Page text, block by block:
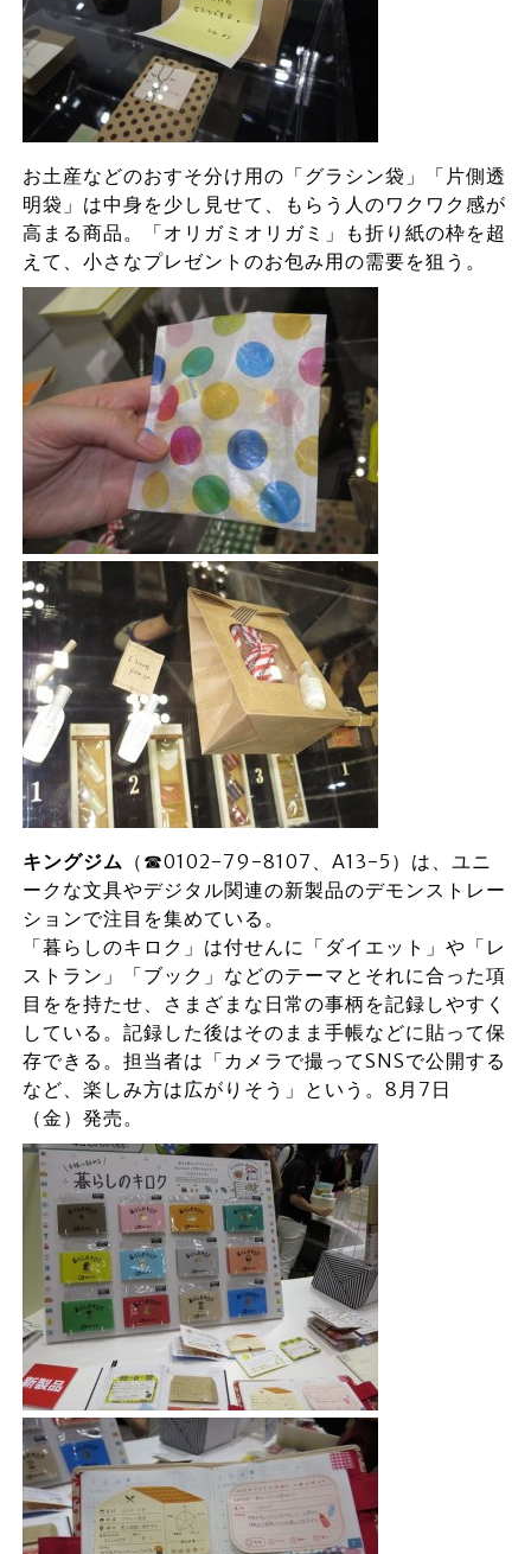
お土産などのおすそ分け用の「グラシン袋」「片側透
明袋」は中身を少し見せて、もらう人のワクワク感が
高まる商品。「オリガミオリガミ」も折り紙の枠を超
えて、小さなプレゼントのお包み用の需要を狙う。
キングジム （☎0102-79-8107、A13-5）は、ユニ
ークな文具やデジタル関連の新製品のデモンストレー
ションで注目を集めている。
「暮らしのキロク」は付せんに「ダイエット」や「レ
ストラン」「ブック」などのテーマとそれに合った項
目をを持たせ、さまざまな日常の事柄を記録しやすく
している。記録した後はそのまま手帳などに貼って保
存できる。担当者は「カメラで撮ってSNSで公開する
など、楽しみ方は広がりそう」という。8月7日
（金）発売。